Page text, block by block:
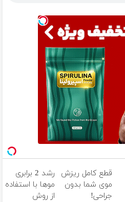
قطع کامل ریزش
موی شما بدون
جراحی!
رشد 2 برابری
موها با استفاده
از روش